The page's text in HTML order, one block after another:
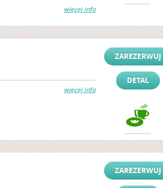
więcej info
więcej info
ZAREZERWUJ
DETAL
ZAREZERWUJ